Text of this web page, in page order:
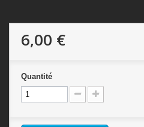
6,00 €
Quantité